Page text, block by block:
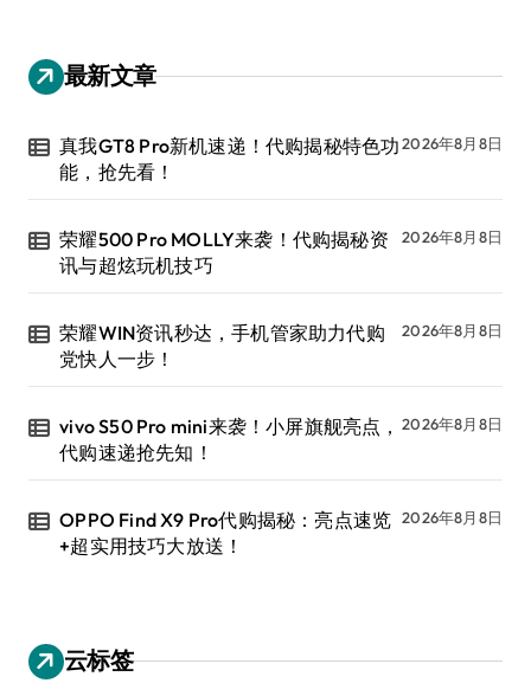
最新文章
真我GT8 Pro新机速递！代购揭秘特色功
能，抢先看！
2026年8月8日
荣耀500 Pro MOLLY来袭！代购揭秘资
讯与超炫玩机技巧
2026年8月8日
荣耀WIN资讯秒达，手机管家助力代购
党快人一步！
2026年8月8日
vivo S50 Pro mini来袭！小屏旗舰亮点，
代购速递抢先知！
2026年8月8日
OPPO Find X9 Pro代购揭秘：亮点速览
+超实用技巧大放送！
2026年8月8日
云标签